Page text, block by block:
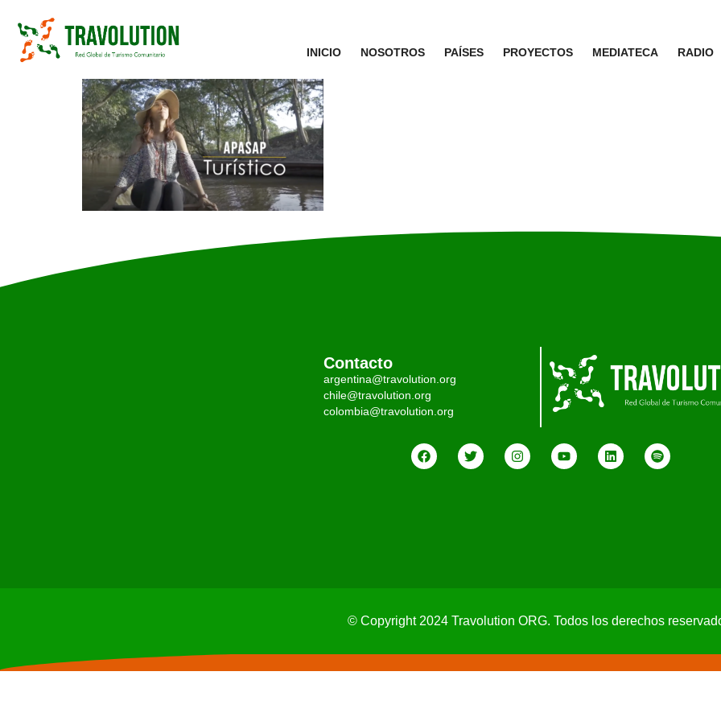
INICIO NOSOTROS PAÍSES PROYECTOS MEDIATECA RADIO
Contacto
argentina@travolution.org
chile@travolution.org
colombia@travolution.org
© Copyright 2024 Travolution ORG. Todos los derechos